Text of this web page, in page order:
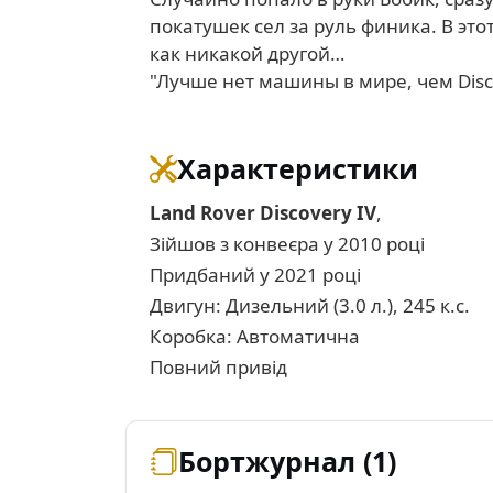
покатушек сел за руль финика. В
как никакой другой…
"Лучше нет машины в мире, чем
Характеристики
Land Rover Discovery IV,
Зійшов з конвеєра у 2010 році
Придбаний у 2021 році
Двигун: Дизельний (3.0 л.), 245 к.с.
Коробка: Автоматична
Повний привід
Бортжурнал (1)